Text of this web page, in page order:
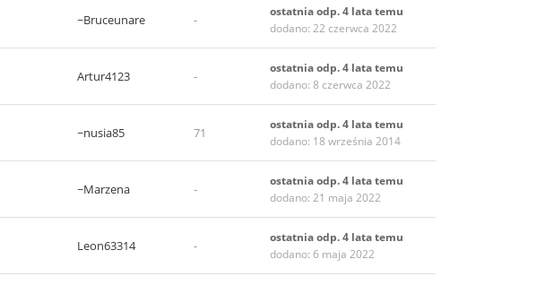
~Bruceunare -
ostatnia odp. 4 lata temu
dodano: 22 czerwca 2022
Artur4123 -
ostatnia odp. 4 lata temu
dodano: 8 czerwca 2022
~nusia85 71
ostatnia odp. 4 lata temu
dodano: 18 września 2014
~Marzena -
ostatnia odp. 4 lata temu
dodano: 21 maja 2022
Leon63314 -
ostatnia odp. 4 lata temu
dodano: 6 maja 2022